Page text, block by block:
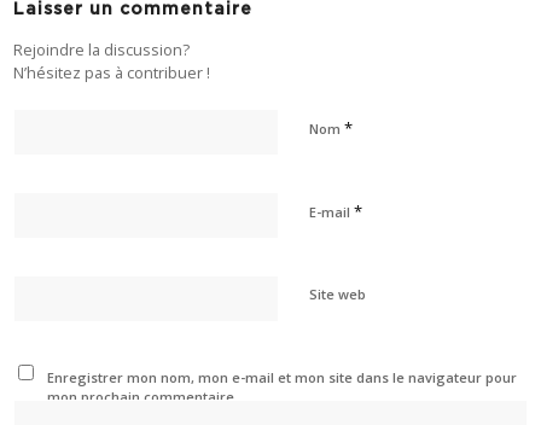
Laisser un commentaire
Rejoindre la discussion?
N’hésitez pas à contribuer !
Nom*
E-mail*
Site web
Enregistrer mon nom, mon e-mail et mon site dans le navigateur pour
mon prochain commentaire.